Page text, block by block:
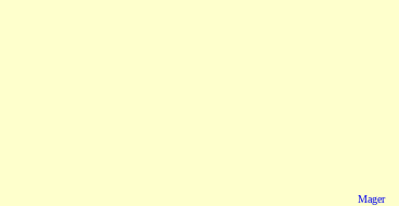
Mager